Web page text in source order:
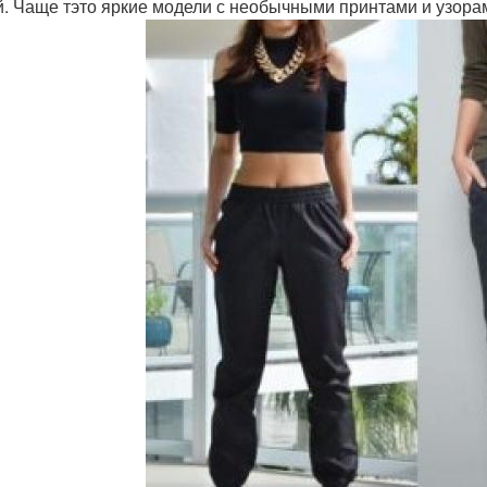
Чаще тэто яркие модели с необычными принтами и